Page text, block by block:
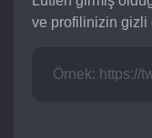
ve profilinizin gizli